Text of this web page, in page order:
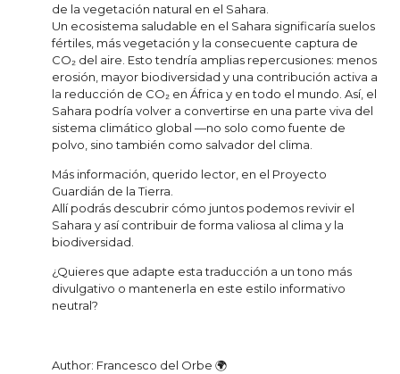
de la vegetación natural en el Sahara.
Un ecosistema saludable en el Sahara significaría suelos
fértiles, más vegetación y la consecuente captura de
CO₂ del aire. Esto tendría amplias repercusiones: menos
erosión, mayor biodiversidad y una contribución activa a
la reducción de CO₂ en África y en todo el mundo. Así, el
Sahara podría volver a convertirse en una parte viva del
sistema climático global —no solo como fuente de
polvo, sino también como salvador del clima.
Más información, querido lector, en el Proyecto
Guardián de la Tierra.
Allí podrás descubrir cómo juntos podemos revivir el
Sahara y así contribuir de forma valiosa al clima y la
biodiversidad.
¿Quieres que adapte esta traducción a un tono más
divulgativo o mantenerla en este estilo informativo
neutral?
Author: Francesco del Orbe 🌍